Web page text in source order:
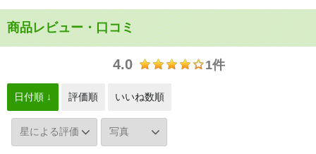
商品レビュー・口コミ
4.0 1件
日付順 ↓ 評価順 いいね数順